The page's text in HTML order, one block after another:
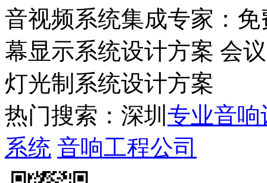
音视频系统集成专家：
幕显示系统设计方案 会
灯光制系统设计方案
热门搜索：深圳 专业音响
系统 音响工程公司